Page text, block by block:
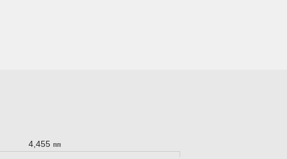
4,455 ㎜